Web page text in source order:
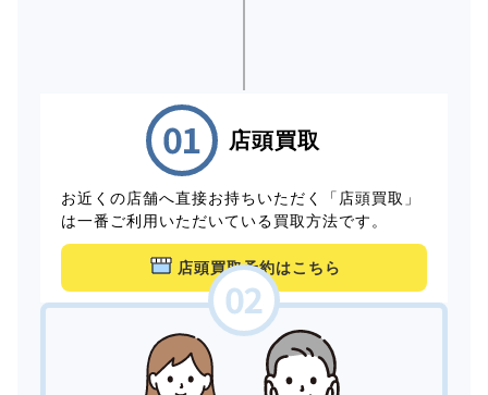
店頭買取
お近くの店舗へ直接お持ちいただく「店頭買取」
は一番ご利用いただいている買取方法です。
店頭買取予約はこちら